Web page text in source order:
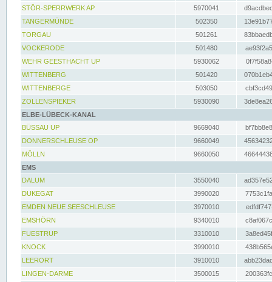
STÖR-SPERRWERK AP 5970041
TANGERMÜNDE
502350
TORGAU
501261
VOCKERODE
501480
WEHR GEESTHACHT UP
5930062
WITTENBERG
501420
WITTENBERGE
503050
ZOLLENSPIEKER
5930090
ELBE-LÜBECK-KANAL
BÜSSAU UP
9669040
DONNERSCHLEUSE OP
9660049
MÖLLN
9660050
EMS
DALUM
3550040
DUKEGAT
3990020
EMDEN NEUE SEESCHLEUSE
3970010
EMSHÖRN
9340010
FUESTRUP
3310010
KNOCK
3990010
LEERORT
3910010
LINGEN-DARME
3500015